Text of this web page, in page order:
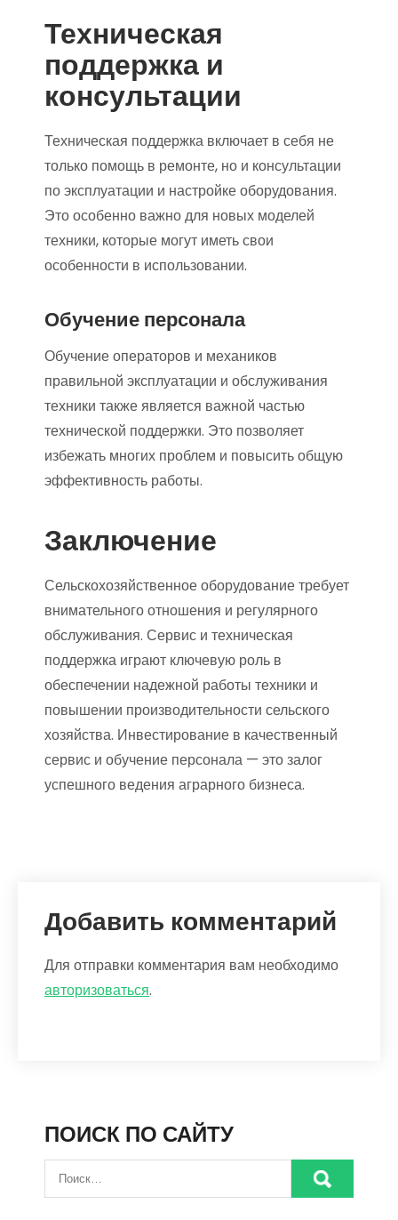
Техническая
поддержка и
консультации
Техническая поддержка включает в себя не
только помощь в ремонте, но и консультации
по эксплуатации и настройке оборудования.
Это особенно важно для новых моделей
техники, которые могут иметь свои
особенности в использовании.
Обучение персонала
Обучение операторов и механиков
правильной эксплуатации и обслуживания
техники также является важной частью
технической поддержки. Это позволяет
избежать многих проблем и повысить общую
эффективность работы.
Заключение
Сельскохозяйственное оборудование требует
внимательного отношения и регулярного
обслуживания. Сервис и техническая
поддержка играют ключевую роль в
обеспечении надежной работы техники и
повышении производительности сельского
хозяйства. Инвестирование в качественный
сервис и обучение персонала — это залог
успешного ведения аграрного бизнеса.
Добавить комментарий
Для отправки комментария вам необходимо
авторизоваться.
ПОИСК ПО САЙТУ